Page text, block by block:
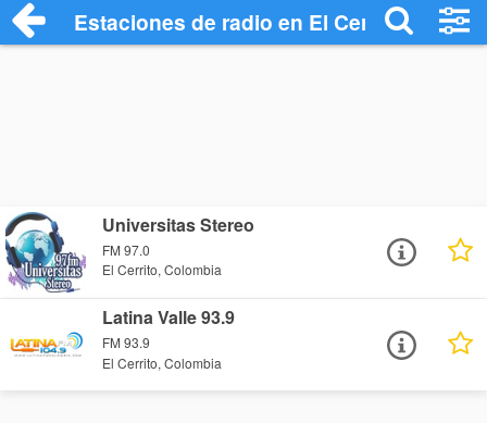
Estaciones de radio en El Cerrito -
Universitas Stereo
FM 97.0
El Cerrito, Colombia
Latina Valle 93.9
FM 93.9
El Cerrito, Colombia